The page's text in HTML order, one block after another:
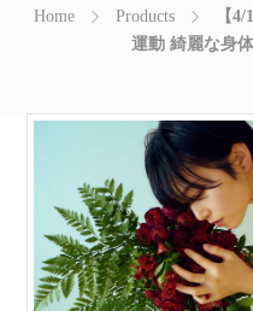
Home Products
【
運動 綺麗な身